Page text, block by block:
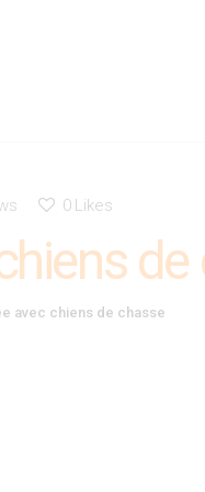
0 Likes
avec chiens de chasse